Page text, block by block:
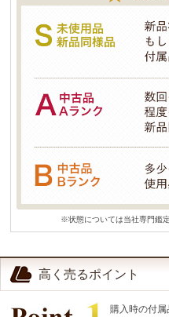
※状態については当社専門鑑
高く売るポイント
購入時の付属